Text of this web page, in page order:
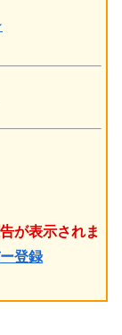
が表示されま
登録